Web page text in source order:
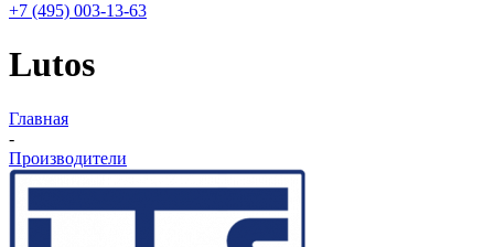
+7 (495) 003-13-63
Lutos
Главная
-
Производители